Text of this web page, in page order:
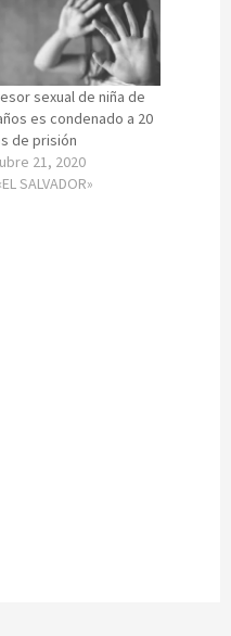
sexual de niña de
es condenado a 20
de prisión
21, 2020
SALVADOR»